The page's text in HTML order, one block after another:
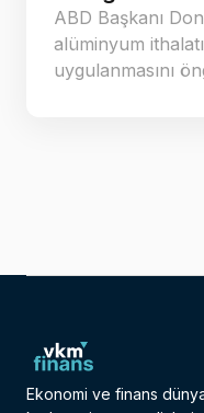
ABD Başkanı
alüminyum
uygulanmasını
Ekonomi ve finans